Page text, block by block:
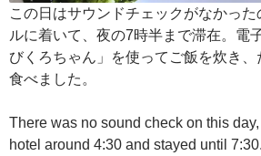
この日はサウンドチェックがなかっ
ルに着いて、夜の7時半まで滞在。電
びくろちゃん」を使ってご飯を炊き
食べました。
There was no sound check on this
hotel around 4:30 and stayed until